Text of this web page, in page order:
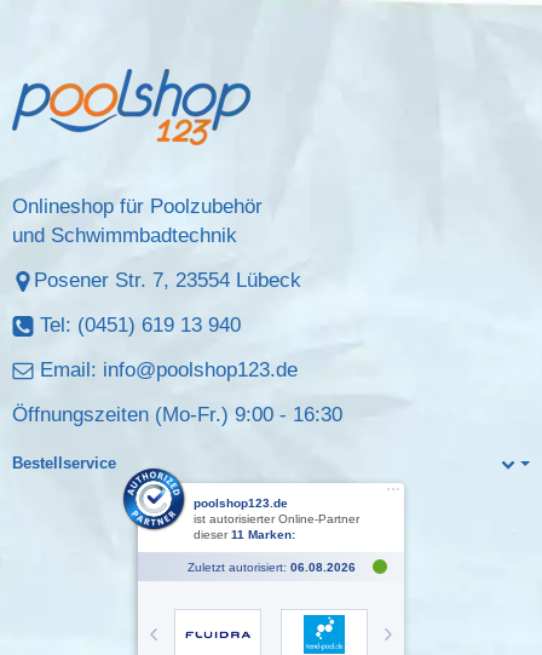
Onlineshop für Poolzubehör
und Schwimmbadtechnik
Posener Str. 7, 23554 Lübeck
Tel: (0451) 619 13 940
Email: info@poolshop123.de
Öffnungszeiten (Mo-Fr.) 9:00 - 16:30
Bestellservice